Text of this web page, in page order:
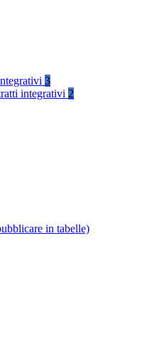
3
integrativi 2
in tabelle)